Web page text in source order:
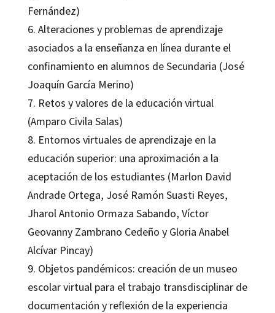
Fernández)
6. Alteraciones y problemas de aprendizaje
asociados a la enseñanza en línea durante el
confinamiento en alumnos de Secundaria (José
Joaquín García Merino)
7. Retos y valores de la educación virtual
(Amparo Civila Salas)
8. Entornos virtuales de aprendizaje en la
educación superior: una aproximación a la
aceptación de los estudiantes (Marlon David
Andrade Ortega, José Ramón Suasti Reyes,
Jharol Antonio Ormaza Sabando, Víctor
Geovanny Zambrano Cedeño y Gloria Anabel
Alcívar Pincay)
9. Objetos pandémicos: creación de un museo
escolar virtual para el trabajo transdisciplinar de
documentación y reflexión de la experiencia